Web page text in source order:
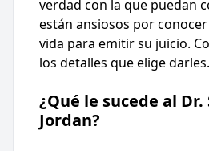
verdad con la que puedan
están ansiosos por
vida para emitir su juicio.
los detalles que elige darles.
¿Qué le sucede al Dr.
Jordan?